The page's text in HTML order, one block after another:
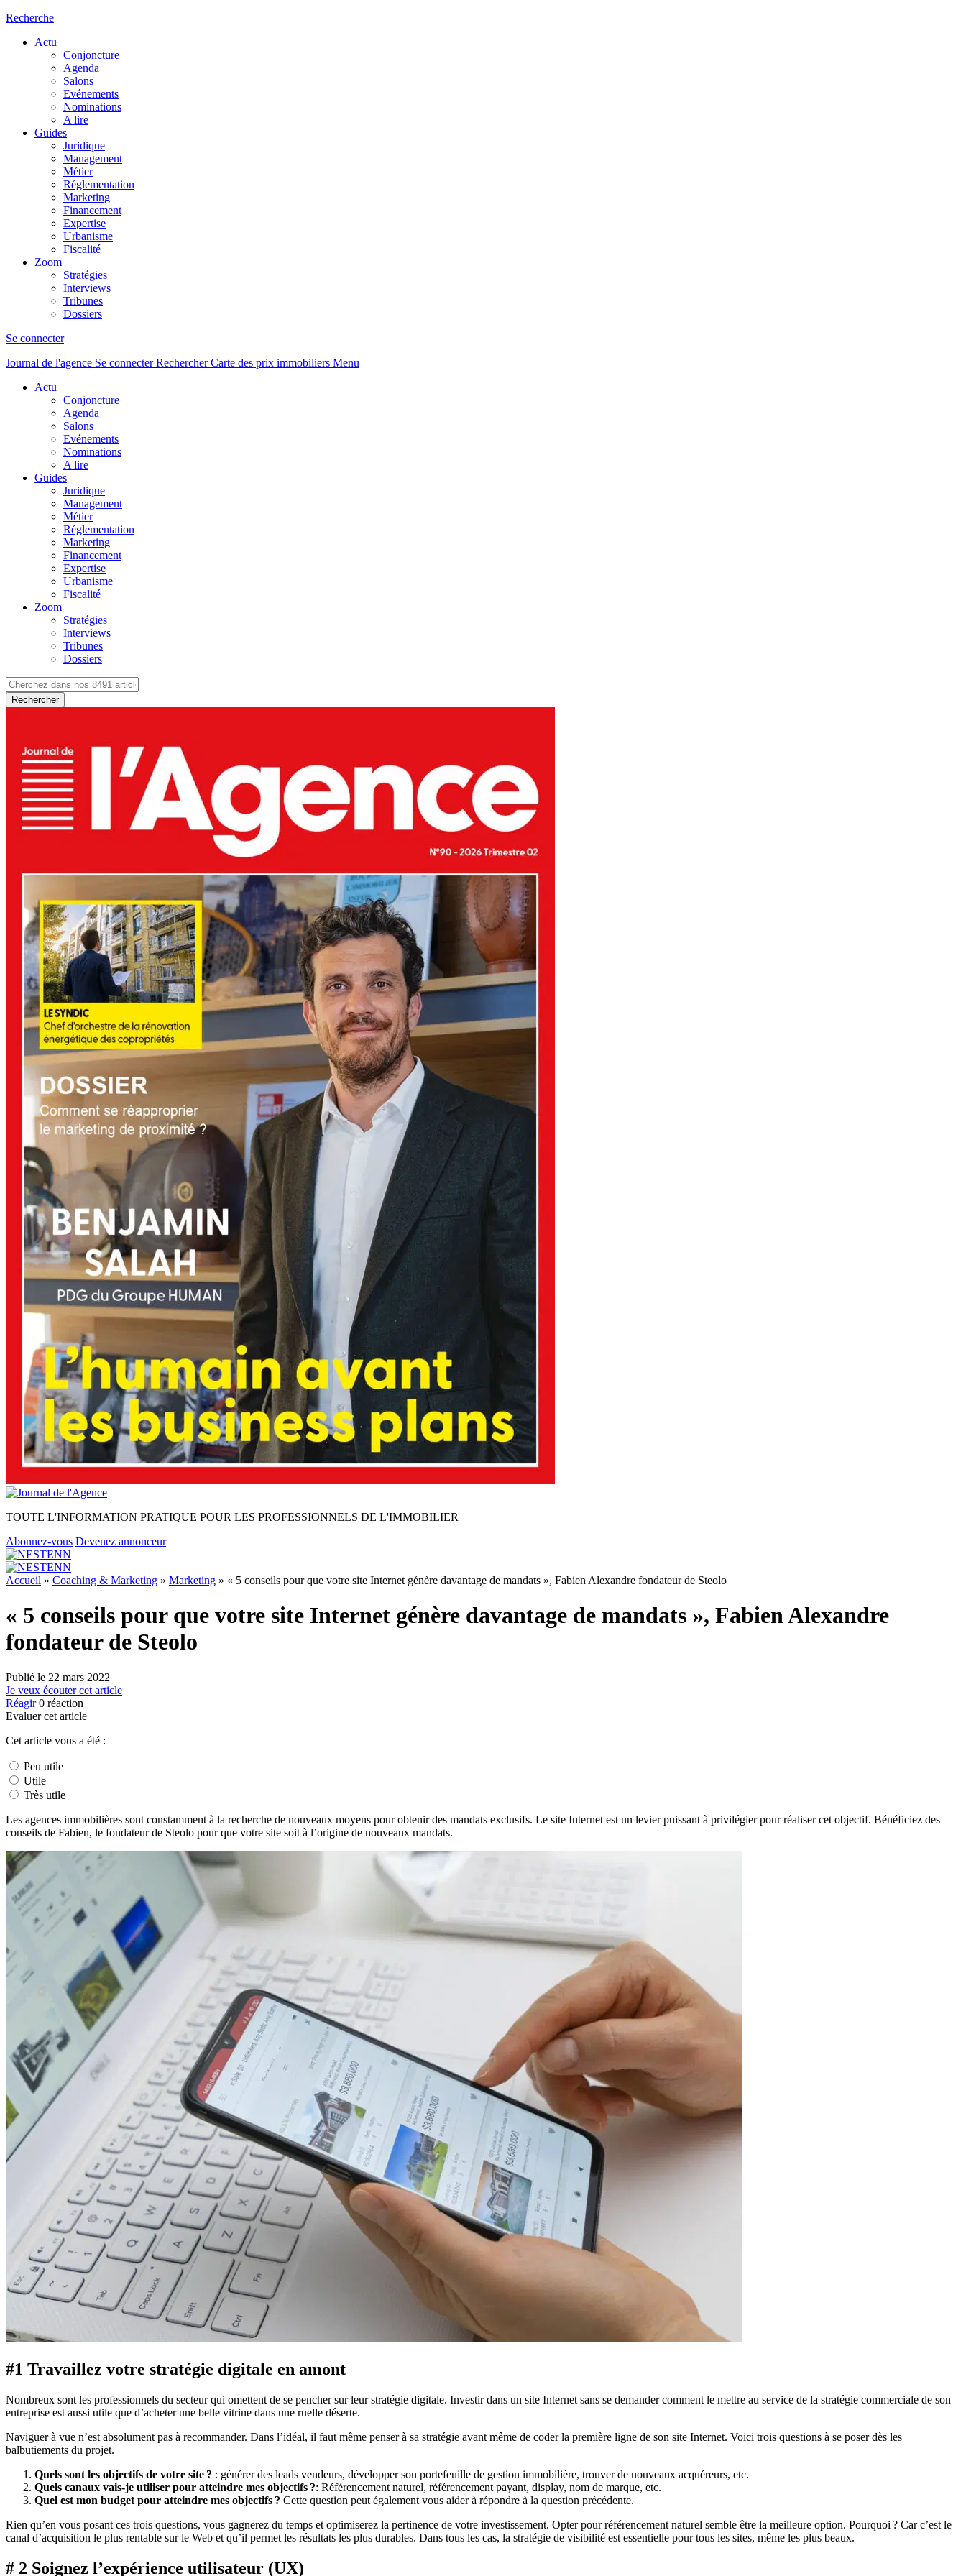
Recherche
Actu
Conjoncture
Agenda
Salons
Evénements
Nominations
A lire
Guides
Juridique
Management
Métier
Réglementation
Marketing
Financement
Expertise
Urbanisme
Fiscalité
Zoom
Stratégies
Interviews
Tribunes
Dossiers
Se connecter
Journal de l'agence Se connecterRechercher Carte des prix immobiliers Menu
Actu
Conjoncture
Agenda
Salons
Evénements
Nominations
A lire
Guides
Juridique
Management
Métier
Réglementation
Marketing
Financement
Expertise
Urbanisme
Fiscalité
Zoom
Stratégies
Interviews
Tribunes
Dossiers
Rechercher
TOUTE L'INFORMATION PRATIQUE POUR LES PROFESSIONNELS DE L'IMMOBILIER
Abonnez-vous Devenez annonceur
Accueil » Coaching & Marketing » Marketing » « 5 conseils pour que votre site Internet génère davantage de mandats », Fabien Alexandre fondateur de Steolo
« 5 conseils pour que votre site Internet génère davantage de mandats », Fabien Alexandre
fondateur de Steolo
Publié le 22 mars 2022
Je veux écouter cet article
Réagir 0 réaction
Evaluer cet article
Cet article vous a été :
Peu utile
Utile
Très utile
Les agences immobilières sont constamment à la recherche de nouveaux moyens pour obtenir des mandats exclusifs. Le site Internet est un levier puissant à privilégier pour réaliser cet objectif. Bénéficiez des
conseils de Fabien, le fondateur de Steolo pour que votre site soit à l’origine de nouveaux mandats.
#1 Travaillez votre stratégie digitale en amont
Nombreux sont les professionnels du secteur qui omettent de se pencher sur leur stratégie digitale. Investir dans un site Internet sans se demander comment le mettre au service de la stratégie commerciale de son
entreprise est aussi utile que d’acheter une belle vitrine dans une ruelle déserte.
Naviguer à vue n’est absolument pas à recommander. Dans l’idéal, il faut même penser à sa stratégie avant même de coder la première ligne de son site Internet. Voici trois questions à se poser dès les
balbutiements du projet.
Quels sont les objectifs de votre site ? : générer des leads vendeurs, développer son portefeuille de gestion immobilière, trouver de nouveaux acquéreurs, etc.
Quels canaux vais-je utiliser pour atteindre mes objectifs ?: Référencement naturel, référencement payant, display, nom de marque, etc.
Quel est mon budget pour atteindre mes objectifs ? Cette question peut également vous aider à répondre à la question précédente.
Rien qu’en vous posant ces trois questions, vous gagnerez du temps et optimiserez la pertinence de votre investissement. Opter pour référencement naturel semble être la meilleure option. Pourquoi ? Car c’est le
canal d’acquisition le plus rentable sur le Web et qu’il permet les résultats les plus durables. Dans tous les cas, la stratégie de visibilité est essentielle pour tous les sites, même les plus beaux.
# 2 Soignez l’expérience utilisateur (UX)